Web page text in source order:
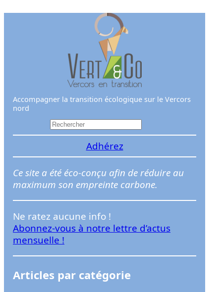
Accompagner la transition écologique sur le Vercors
nord
e
h
e
r
e
r
Adhérez
Ce site a été éco-conçu afin de réduire au
maximum son empreinte carbone.
Ne ratez aucune info !
Abonnez-vous à notre lettre d’actus
mensuelle !
Articles par catégorie